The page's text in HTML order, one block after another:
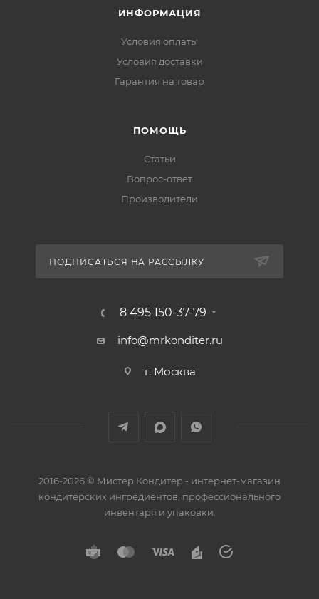
ИНФОРМАЦИЯ
Условия оплаты
Условия доставки
Гарантия на товар
ПОМОЩЬ
Статьи
Вопрос-ответ
Производители
ПОДПИСАТЬСЯ НА РАССЫЛКУ
8 495 150-37-79
info@mrkonditer.ru
г. Москва
2016-2026 © Мистер Кондитер - интернет-магазин
кондитерских ингредиентов, профессионального
инвентаря и упаковки.